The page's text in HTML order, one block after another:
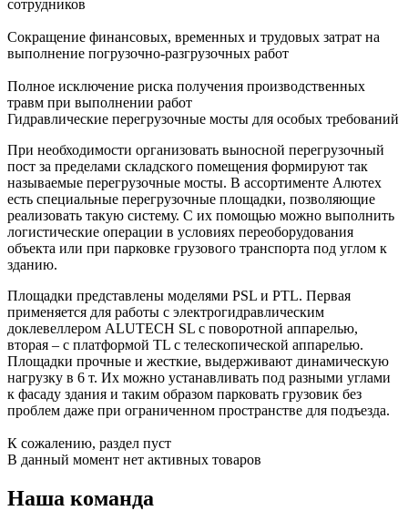
сотрудников
Сокращение финансовых, временных и трудовых затрат на
выполнение погрузочно-разгрузочных работ
Полное исключение риска получения производственных
травм при выполнении работ
Гидравлические перегрузочные мосты для особых требований
При необходимости организовать выносной перегрузочный
пост за пределами складского помещения формируют так
называемые перегрузочные мосты. В ассортименте Алютех
есть специальные перегрузочные площадки, позволяющие
реализовать такую систему. С их помощью можно выполнить
логистические операции в условиях переоборудования
объекта или при парковке грузового транспорта под углом к
зданию.
Площадки представлены моделями PSL и PTL. Первая
применяется для работы с электрогидравлическим
доклевеллером ALUTECH SL с поворотной аппарелью,
вторая – с платформой TL с телескопической аппарелью.
Площадки прочные и жесткие, выдерживают динамическую
нагрузку в 6 т. Их можно устанавливать под разными углами
к фасаду здания и таким образом парковать грузовик без
проблем даже при ограниченном пространстве для подъезда.
К сожалению, раздел пуст
В данный момент нет активных товаров
Наша команда